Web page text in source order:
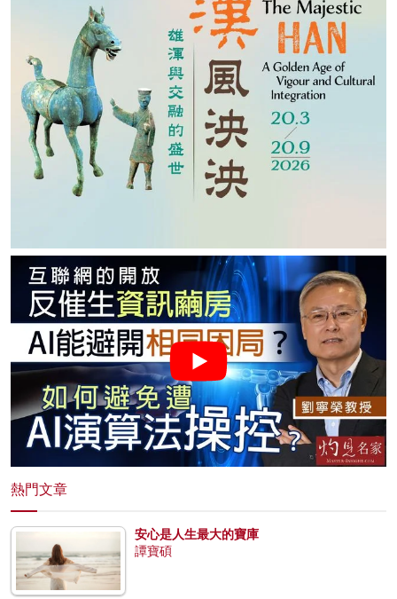
熱門文章
安心是人生最大的寶庫
譚寶碩